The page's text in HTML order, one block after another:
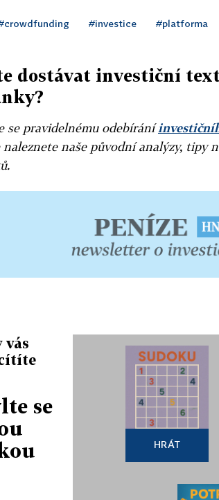
#investice #platforma
dostávat investiční
se pravidelnému odebírání
naleznete naše původní analýzy, tipy
vás
se
HRÁT